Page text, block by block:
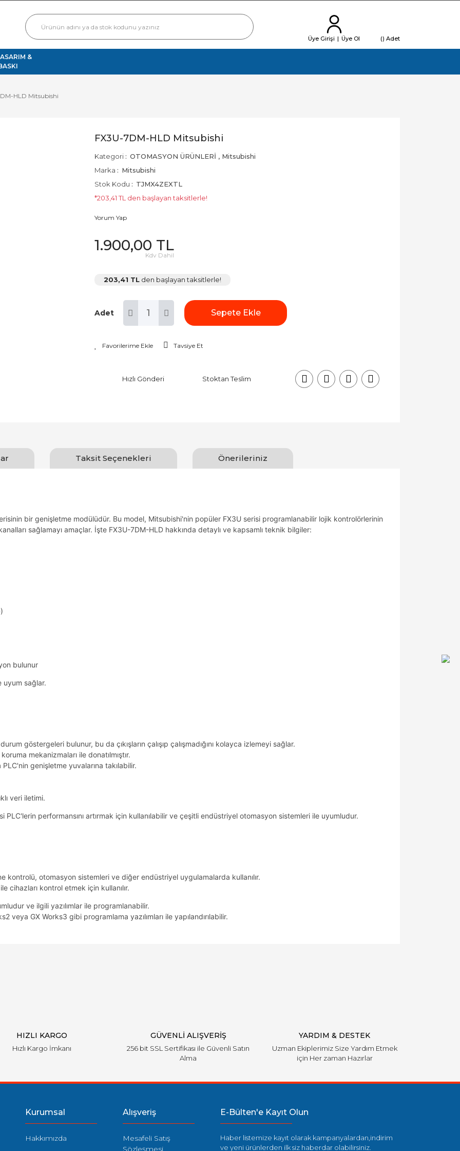
Üye Girişi | Üye Ol () Adet
&
HLD Mitsubishi
FX3U-7DM-HLD Mitsubishi
Kategori OTOMASYON ÜRÜNLERİ , Mitsubishi
Marka
Mitsubishi
Stok Kodu
TJMX4ZEXTL
*203,41 TL den başlayan taksitlerle!
Yorum Yap
1.900,00 TL
Kdv Dahil
203,41 TL den başlayan taksitlerle!
Adet Sepete Ekle
Tavsiye Et
Hızlı Gönderi Stoktan Teslim
Taksit Seçenekleri Önerileriniz
bir genişletme modülüdür. Bu model, Mitsubishi'nin popüler FX3U serisi programlanabilir lojik kontrolörlerinin
sağlamayı amaçlar. İşte FX3U-7DM-HLD hakkında detaylı ve kapsamlı teknik bilgiler:
bulunur
uyum sağlar.
göstergeleri bulunur, bu da çıkışların çalışıp çalışmadığını kolayca izlemeyi sağlar.
mekanizmaları ile donatılmıştır.
genişletme yuvalarına takılabilir.
veri iletimi.
PLC'lerin performansını artırmak için kullanılabilir ve çeşitli endüstriyel otomasyon sistemleri ile uyumludur.
kontrolü, otomasyon sistemleri ve diğer endüstriyel uygulamalarda kullanılır.
cihazları kontrol etmek için kullanılır.
ve ilgili yazılımlar ile programlanabilir.
veya GX Works3 gibi programlama yazılımları ile yapılandırılabilir.
HIZLI KARGO
Hızlı Kargo İmkanı
GÜVENLİ ALIŞVERİŞ
256 bit SSL Sertifikası ile Güvenli Satın
Alma
YARDIM & DESTEK
Uzman Ekiplerimiz Size Yardım Etmek
için Her zaman Hazırlar
Kurumsal
Hakkımızda
Alışveriş
Mesafeli Satış
Sözleşmesi
E-Bülten'e Kayıt Olun
Haber listemize kayıt olarak kampanyalardan,indirim
ve yeni ürünlerden ilk siz haberdar olabilirsiniz.